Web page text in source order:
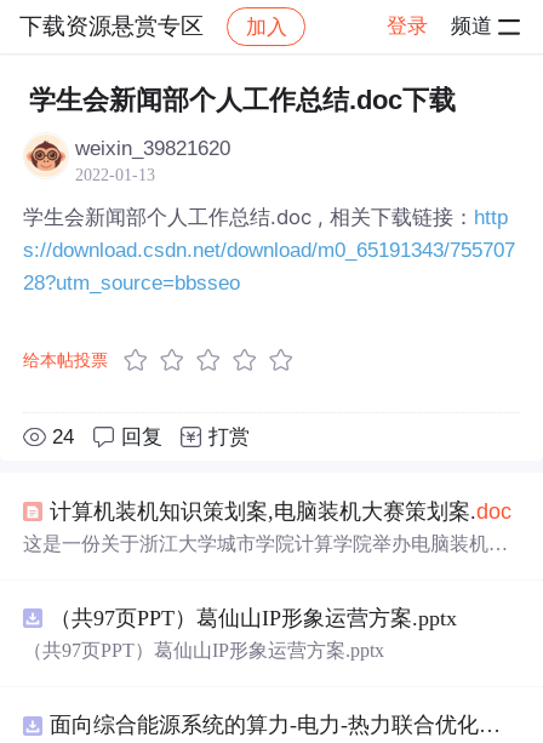
下载资源悬赏专区 加入 登录 频道
社区 下载资源悬赏专区 帖子详情
学生会新闻部个人工作总结.doc下载
weixin_39821620
2022-01-13
学生会新闻部个人工作总结.doc , 相关下载链接： http
s://download.csdn.net/download/m0_65191343/755707
28?utm_source=bbsseo
给本帖投票
24 回复 打赏
计算机装机知识策划案,电脑装机大赛策划案.doc
这是一份关于浙江大学城市学院计算学院举办电脑装机大
识的理解。参赛者以团队形式报名，通过完成看图猜价、I
ampc模仿游戏和盲操等挑战，角逐优胜。活动还涉及场地
（共97页PPT）葛仙山IP形象运营方案.pptx
（共97页PPT）葛仙山IP形象运营方案.pptx
面向综合能源系统的算力-电力-热力联合优化调度策略（Matlab代码实现）